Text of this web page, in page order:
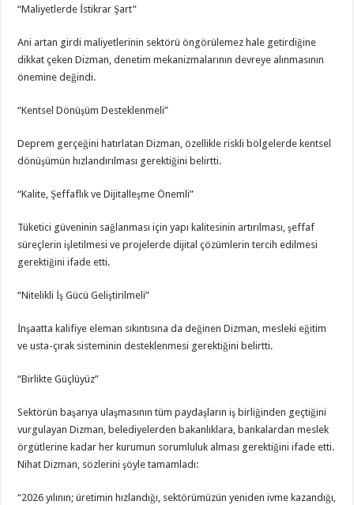
“Maliyetlerde İstikrar Şart”
Ani artan girdi maliyetlerinin sektörü öngörülemez hale getirdiğine
dikkat çeken Dizman, denetim mekanizmalarının devreye alınmasının
önemine değindi.
“Kentsel Dönüşüm Desteklenmeli”
Deprem gerçeğini hatırlatan Dizman, özellikle riskli bölgelerde kentsel
dönüşümün hızlandırılması gerektiğini belirtti.
“Kalite, Şeffaflık ve Dijitalleşme Önemli”
Tüketici güveninin sağlanması için yapı kalitesinin artırılması, şeffaf
süreçlerin işletilmesi ve projelerde dijital çözümlerin tercih edilmesi
gerektiğini ifade etti.
“Nitelikli İş Gücü Geliştirilmeli”
İnşaatta kalifiye eleman sıkıntısına da değinen Dizman, mesleki eğitim
ve usta-çırak sisteminin desteklenmesi gerektiğini belirtti.
“Birlikte Güçlüyüz”
Sektörün başarıya ulaşmasının tüm paydaşların iş birliğinden geçtiğini
vurgulayan Dizman, belediyelerden bakanlıklara, bankalardan meslek
örgütlerine kadar her kurumun sorumluluk alması gerektiğini ifade etti.
Nihat Dizman, sözlerini şöyle tamamladı:
“2026 yılının; üretimin hızlandığı, sektörümüzün yeniden ivme kazandığı,